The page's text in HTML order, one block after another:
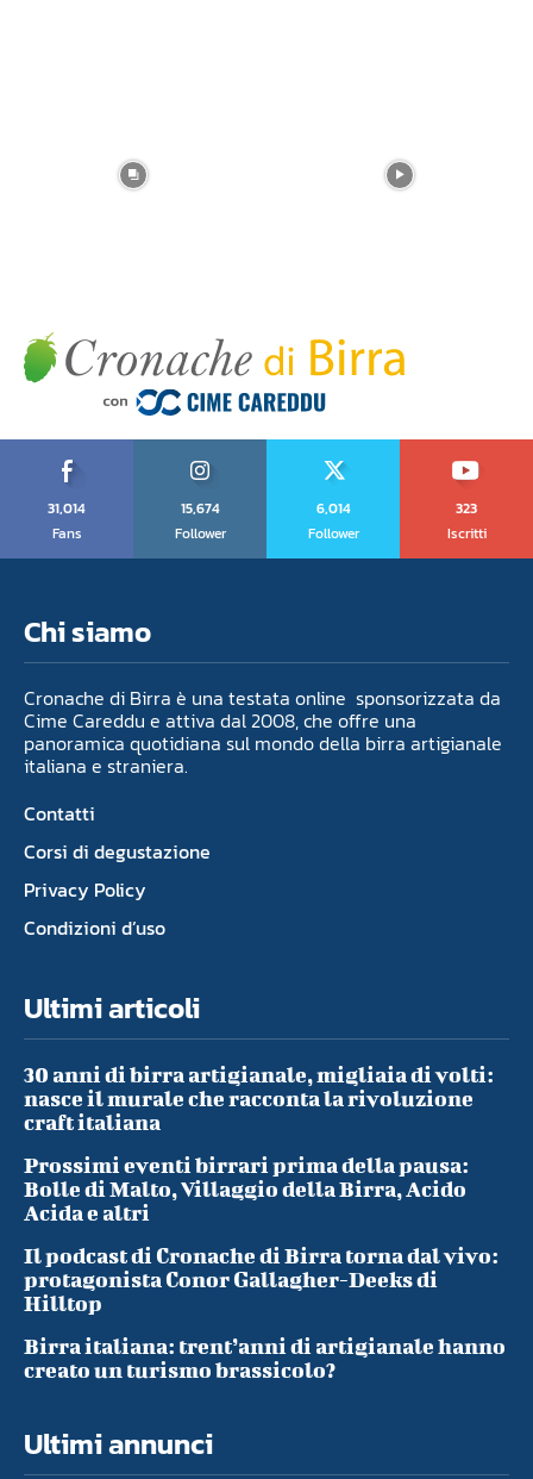
31,014
Fans
15,674
Follower
6,014
Follower
323
Iscritti
Chi siamo
Cronache di Birra è una testata online sponsorizzata da
Cime Careddu e attiva dal 2008, che offre una
panoramica quotidiana sul mondo della birra artigianale
italiana e straniera.
Contatti
Corsi di degustazione
Privacy Policy
Condizioni d’uso
Ultimi articoli
30 anni di birra artigianale, migliaia di volti:
nasce il murale che racconta la rivoluzione
craft italiana
Prossimi eventi birrari prima della pausa:
Bolle di Malto, Villaggio della Birra, Acido
Acida e altri
Il podcast di Cronache di Birra torna dal vivo:
protagonista Conor Gallagher-Deeks di
Hilltop
Birra italiana: trent’anni di artigianale hanno
creato un turismo brassicolo?
Ultimi annunci